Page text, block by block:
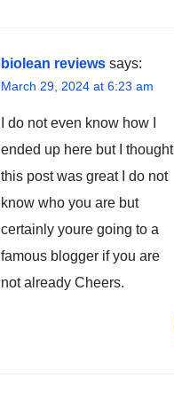
biolean reviews says:
March 29, 2024 at 6:23 am
I do not even know how I
ended up here but I thought
this post was great I do not
know who you are but
certainly youre going to a
famous blogger if you are
not already Cheers.